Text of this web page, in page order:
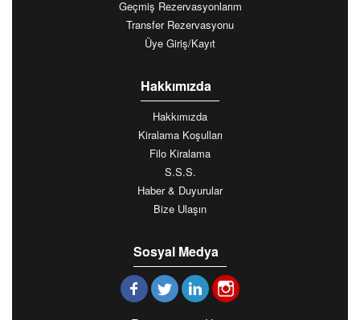
Geçmiş Rezervasyonlarım
Transfer Rezervasyonu
Üye Giriş/Kayıt
Hakkımızda
Hakkımızda
Kiralama Koşulları
Filo Kiralama
S.S.S.
Haber & Duyurular
Bize Ulaşın
Sosyal Medya